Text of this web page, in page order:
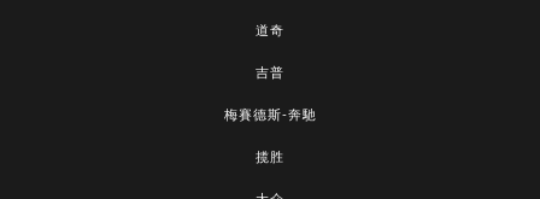
道奇
吉普
梅賽德斯-奔馳
揽胜